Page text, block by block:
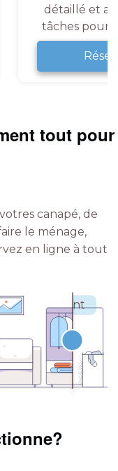
détaillé et
tâches pour
tout pour
canapé, de
le ménage,
en ligne à tout